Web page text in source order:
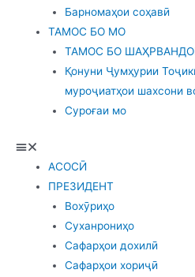
Барномаҳои соҳавӣ
ТАМОС БО МО
ТАМОС БО
Қонуни Ҷумҳурии
муроҷиатҳои шахсони
Суроғаи мо
АСОСӢ
ПРЕЗИДЕНТ
Вохӯриҳо
Суханрониҳо
Сафарҳои дохилӣ
Сафарҳои хориҷӣ